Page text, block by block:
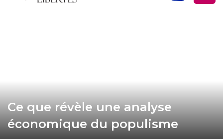
Ce que révèle une analyse
économique du populisme